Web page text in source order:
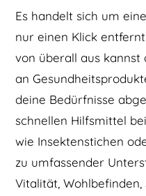
Es handelt sich um
nur einen Klick
von überall aus
an
deine Bedürfnisse
schnellen Hilfsmittel
wie Insektenstichen
zu umfassender
Vitalität, Wohlbefinden,